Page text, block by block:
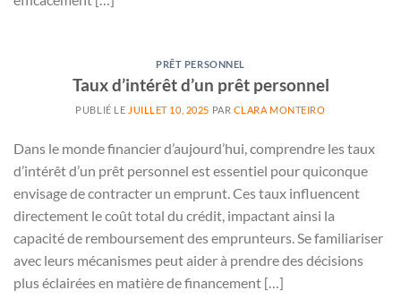
PRÊT PERSONNEL
Taux d’intérêt d’un prêt personnel
PUBLIÉ LE JUILLET 10, 2025 PAR CLARA MONTEIRO
Dans le monde financier d’aujourd’hui, comprendre les taux
d’intérêt d’un prêt personnel est essentiel pour quiconque
envisage de contracter un emprunt. Ces taux influencent
directement le coût total du crédit, impactant ainsi la
capacité de remboursement des emprunteurs. Se familiariser
avec leurs mécanismes peut aider à prendre des décisions
plus éclairées en matière de financement […]